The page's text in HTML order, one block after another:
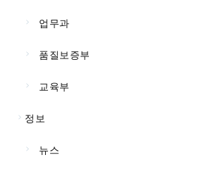
업무과
품질보증부
교육부
정보
뉴스